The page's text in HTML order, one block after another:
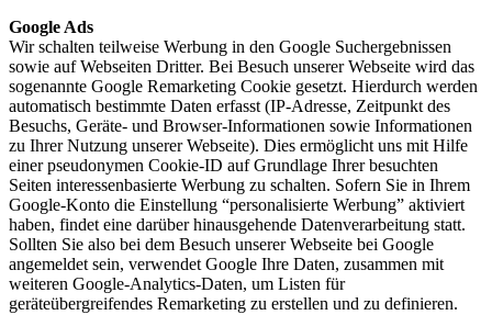
Google Ads
Wir schalten teilweise Werbung in den Google Suchergebnissen
sowie auf Webseiten Dritter. Bei Besuch unserer Webseite wird das
sogenannte Google Remarketing Cookie gesetzt. Hierdurch werden
automatisch bestimmte Daten erfasst (IP-Adresse, Zeitpunkt des
Besuchs, Geräte- und Browser-Informationen sowie Informationen
zu Ihrer Nutzung unserer Webseite). Dies ermöglicht uns mit Hilfe
einer pseudonymen Cookie-ID auf Grundlage Ihrer besuchten
Seiten interessenbasierte Werbung zu schalten. Sofern Sie in Ihrem
Google-Konto die Einstellung “personalisierte Werbung” aktiviert
haben, findet eine darüber hinausgehende Datenverarbeitung statt.
Sollten Sie also bei dem Besuch unserer Webseite bei Google
angemeldet sein, verwendet Google Ihre Daten, zusammen mit
weiteren Google-Analytics-Daten, um Listen für
geräteübergreifendes Remarketing zu erstellen und zu definieren.